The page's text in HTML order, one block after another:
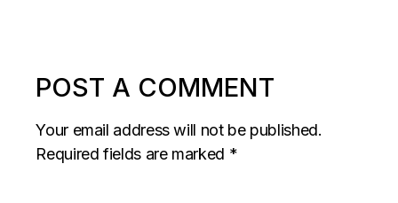
POST A COMMENT
Your email address will not be published.
Required fields are marked *